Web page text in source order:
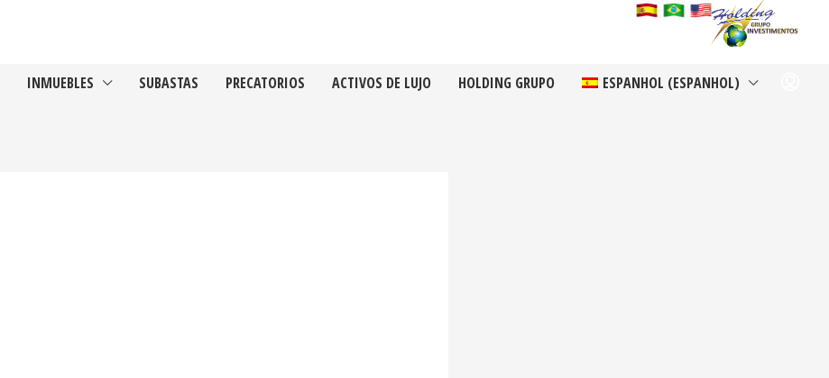
INMUEBLES SUBASTAS PRECATORIOS ACTIVOS DE LUJO HOLDING GRUPO ESPANHOL (ESPANHOL)